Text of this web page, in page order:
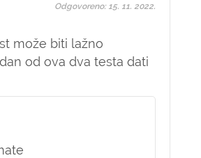
može biti lažno
od ova dva testa dati
Odgovoreno: 15. 11. 2022.